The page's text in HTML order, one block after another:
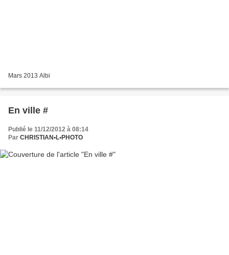
Mars 2013 Albi
En ville #
Publié le 11/12/2012 à 08:14
Par CHRISTIAN•L•PHOTO